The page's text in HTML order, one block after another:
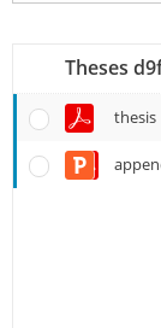
Theses
thesis